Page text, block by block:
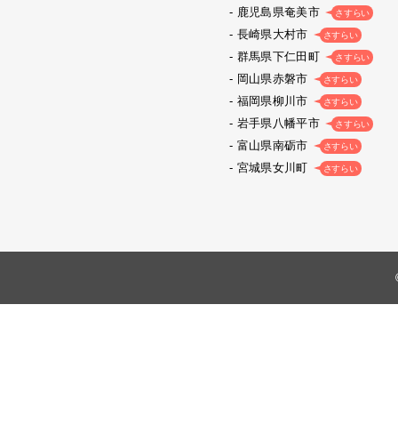
鹿児島県奄美市 さすらい
長崎県大村市 さすらい
群馬県下仁田町 さすらい
岡山県赤磐市 さすらい
福岡県柳川市 さすらい
岩手県八幡平市 さすらい
富山県南砺市 さすらい
宮城県女川町 さすらい